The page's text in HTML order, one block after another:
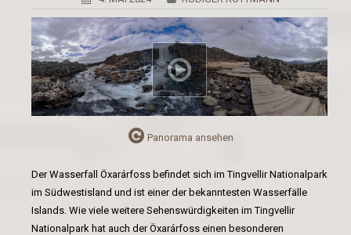
Panorama ansehen
Der Wasserfall Öxarárfoss befindet sich im Tingvellir Nationalpark
im Südwestisland und ist einer der bekanntesten Wasserfälle
Islands. Wie viele weitere Sehenswürdigkeiten im Tingvellir
Nationalpark hat auch der Öxarárfoss einen besonderen